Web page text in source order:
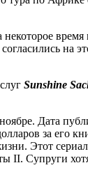
время
на
Sunshine
Дата
за его
Этот
II. Супруги